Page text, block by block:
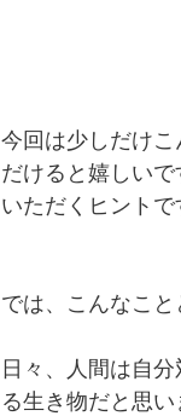
今回は少しだけ
だけると嬉しい
いただくヒントで
では、こんなこ
日々、人間は自
る生き物だと思い